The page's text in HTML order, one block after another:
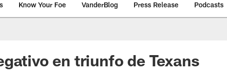
Know Your Foe VanderBlog Press Release Podcasts
en triunfo de Texans